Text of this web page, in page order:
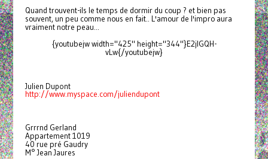
Quand trouvent-ils le temps de dormir du coup ? et bien pas
souvent, un peu comme nous en fait.. L'amour de l'impro aura
vraiment notre peau...
{youtubejw width="425" height="344"}E2jlGQH-
vLw{/youtubejw}
Julien Dupont
http://www.myspace.com/juliendupont
Grrrnd Gerland
Appartement 1019
40 rue pré Gaudry
M° Jean Jaures